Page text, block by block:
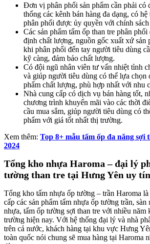
Đơn vị phân phối sản phẩm cần phải có
thống các kênh bán hàng đa dạng, có
phân phối được ủy quyền với chính
Các sản phẩm tấm ốp than tre phân
định chất lượng, nguồn gốc xuất xứ sản
khi phân phối đến tay người tiêu dùng
kỹ càng, đảm bảo chất lượng.
Có đội ngũ nhân viên tư vấn nhiệt tình
và giúp người tiêu dùng có thể lựa chọn
phẩm chất lượng, phù hợp nhất với nhu
Nhà cung cấp có dịch vụ bán hàng tốt,
chương trình khuyến mãi vào các thời
cầu mua sắm, giúp người tiêu dùng có
phẩm với giá tốt nhất thị trường.
Xem thêm: Top 8+ mẫu tấm ốp đa năng sợi
2024
Tổng kho nhựa Haroma – đại lý
tường than tre tại Hưng Yên uy tín
Tổng kho tấm nhựa ốp tường – trần Haroma
cấp các sản phẩm tấm nhựa ốp tường trần,
nhựa, tấm ốp tường sợi than tre với nhiều năm
trường hiện nay. Với hệ thống đại lý và nhà
trên cả nước, khách hàng tại khu vực Hưng
toàn quốc nói chung sẽ mua hàng tại Haroma